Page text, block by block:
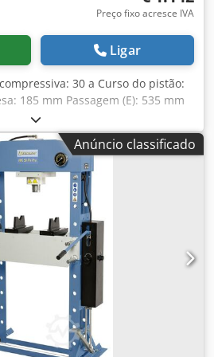
Preço fixo acresce IVA
Ligar
30 a Curso do pistão:
185 mm Passagem (E): 535 mm
de distância - tabela (F1): 40
- tabela (F2): 1100 mm Cilindro
(A): 800 mm Profundidade (B):
mm Altura 2 (D): 1800 mm Peso:
Equipamento: - Duas velocidades
do pistão por meio de
prensas de oficina para
Dwsdjb Ibdlepfx Aixea -
devido a uma
normal deixa as suas mãos
- Aumento da gama de
opcional de mandril de
- Cilindro de pressão com
para retracção do pistão -
para serviço pesado e alta
Anúncio classificado